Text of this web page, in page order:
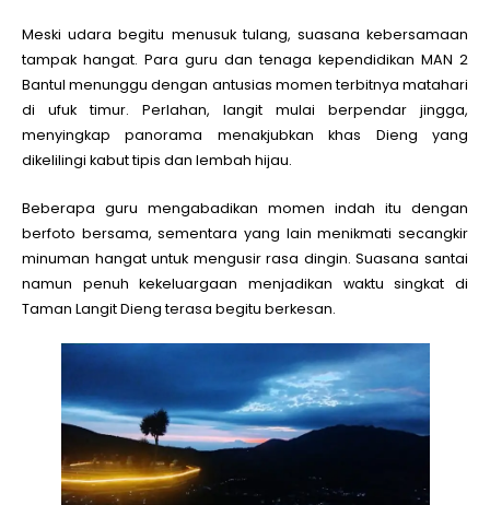
Meski udara begitu menusuk tulang, suasana kebersamaan
tampak hangat. Para guru dan tenaga kependidikan MAN 2
Bantul menunggu dengan antusias momen terbitnya matahari
di ufuk timur. Perlahan, langit mulai berpendar jingga,
menyingkap panorama menakjubkan khas Dieng yang
dikelilingi kabut tipis dan lembah hijau.
Beberapa guru mengabadikan momen indah itu dengan
berfoto bersama, sementara yang lain menikmati secangkir
minuman hangat untuk mengusir rasa dingin. Suasana santai
namun penuh kekeluargaan menjadikan waktu singkat di
Taman Langit Dieng terasa begitu berkesan.